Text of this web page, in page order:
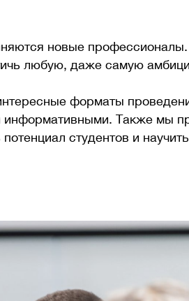
новые
любую, даже самую
форматы
информативными. Также мы
студентов и